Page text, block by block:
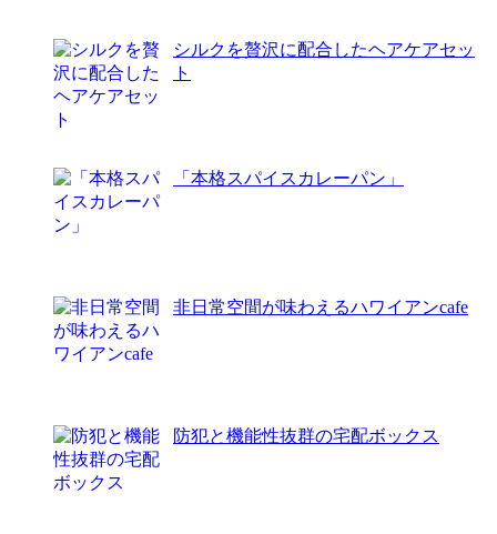
シルクを贅沢に配合したヘアケアセッ
ト
「本格スパイスカレーパン」
非日常空間が味わえるハワイアンcafe
防犯と機能性抜群の宅配ボックス